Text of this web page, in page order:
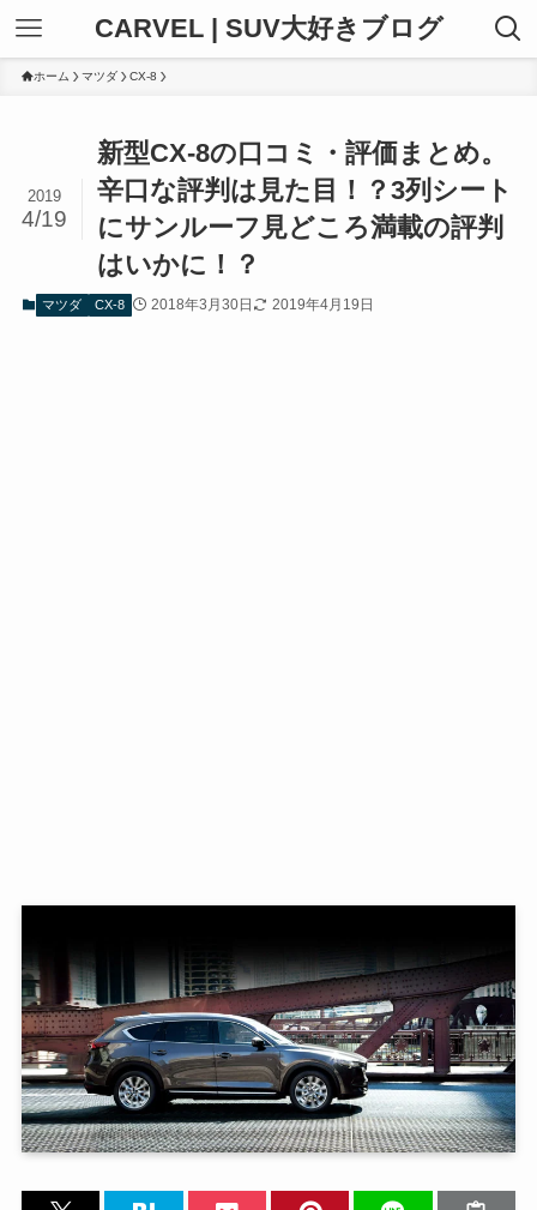
CARVEL | SUV大好きブログ
ホーム マツダ CX-8
新型CX-8の口コミ・評価まとめ。
辛口な評判は見た目！？3列シート
にサンルーフ見どころ満載の評判
はいかに！？
2019
4/19
マツダ CX-8 2018年3月30日 2019年4月19日